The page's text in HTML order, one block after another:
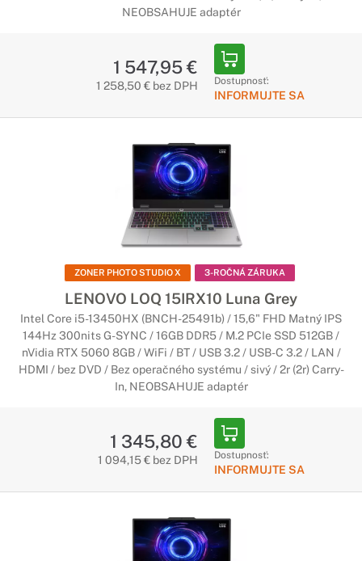
NEOBSAHUJE adaptér
1 547,95 €
1 258,50 € bez DPH Dostupnosť:
INFORMUJTE SA
ZONER PHOTO STUDIO X 3-ROČNÁ ZÁRUKA
LENOVO LOQ 15IRX10 Luna Grey
Intel Core i5-13450HX (BNCH-25491b) / 15,6" FHD Matný IPS
144Hz 300nits G-SYNC / 16GB DDR5 / M.2 PCIe SSD 512GB /
nVidia RTX 5060 8GB / WiFi / BT / USB 3.2 / USB-C 3.2 / LAN /
HDMI / bez DVD / Bez operačného systému / sivý / 2r (2r) Carry-
In, NEOBSAHUJE adaptér
1 345,80 €
1 094,15 € bez DPH Dostupnosť:
INFORMUJTE SA